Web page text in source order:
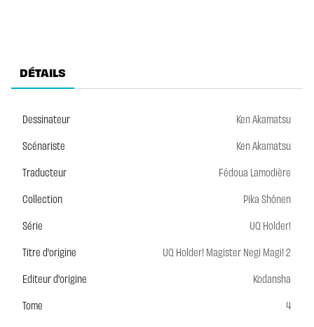
DÉTAILS
Dessinateur
Ken Akamatsu
Scénariste
Ken Akamatsu
Traducteur
Fédoua Lamodière
Collection
Pika Shônen
Série
UQ Holder!
Titre d'origine
UQ Holder! Magister Negi Magi! 2
Editeur d'origine
Kodansha
Tome
4